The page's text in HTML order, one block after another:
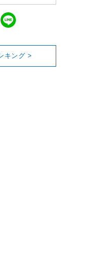
キング >